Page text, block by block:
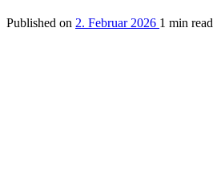
Published on 2. Februar 2026 1 min read